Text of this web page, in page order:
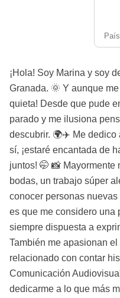
¡Hola! Soy Marina y soy
Granada. 🌞 Y aunque
quieta! Desde que pude
parado y me ilusiona
descubrir. 🌍✈️ Me dedico
sí, ¡estaré encantada de
juntos! 🤭​ 📸
bodas, un trabajo súper
conocer personas
es que me considero una
siempre dispuesta a
También me apasionan
relacionado con contar
Comunicación
dedicarme a lo que más